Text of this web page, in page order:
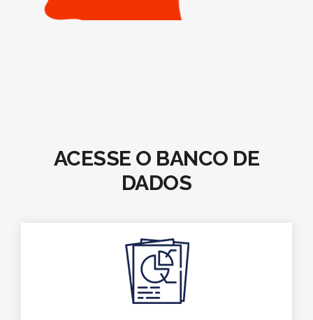
ACESSE O BANCO DE
DADOS